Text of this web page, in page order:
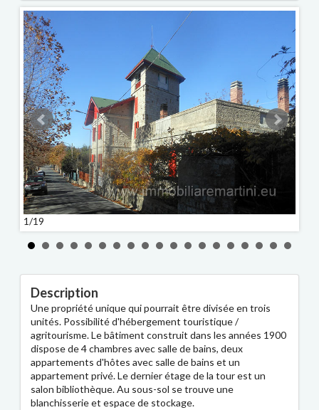
1/19
Description
Une propriété unique qui pourrait être divisée en trois
unités. Possibilité d'hébergement touristique /
agritourisme. Le bâtiment construit dans les années 1900
dispose de 4 chambres avec salle de bains, deux
appartements d'hôtes avec salle de bains et un
appartement privé. Le dernier étage de la tour est un
salon bibliothèque. Au sous-sol se trouve une
blanchisserie et espace de stockage.